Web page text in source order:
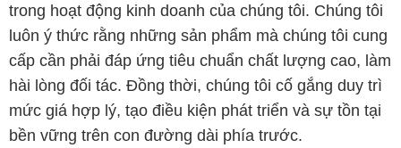
trong hoạt động kinh doanh của chúng tôi. Chúng tôi
luôn ý thức rằng những sản phẩm mà chúng tôi cung
cấp cần phải đáp ứng tiêu chuẩn chất lượng cao, làm
hài lòng đối tác. Đồng thời, chúng tôi cố gắng duy trì
mức giá hợp lý, tạo điều kiện phát triển và sự tồn tại
bền vững trên con đường dài phía trước.